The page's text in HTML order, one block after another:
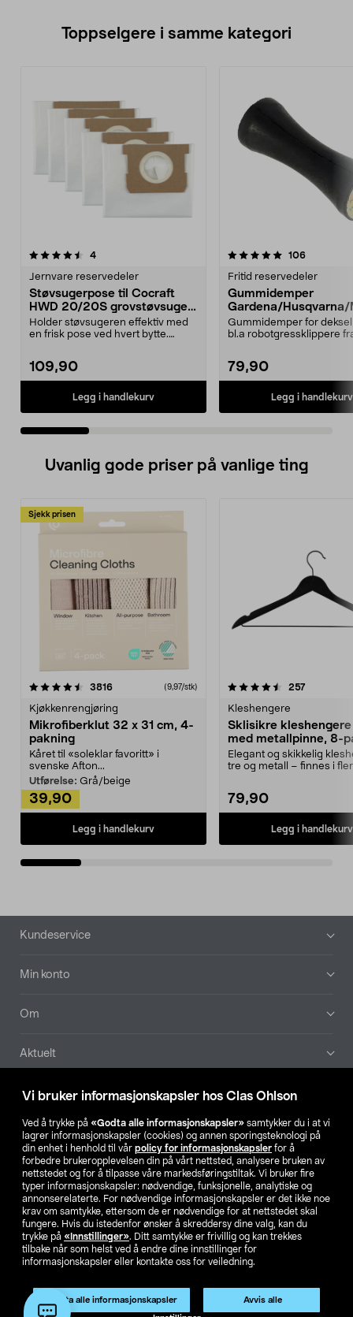
Vi bruker informasjonskapsler hos Clas Ohlson
Ved å trykke på «Godta alle informasjonskapsler» samtykker du i at vi
lagrer informasjonskapsler (cookies) og annen sporingsteknologi på
din enhet i henhold til vår policy for informasjonskapsler for å
forbedre brukeropplevelsen din på vårt nettsted, analysere bruken av
nettstedet og for å tilpasse våre markedsføringstiltak. Vi bruker fire
typer informasjonskapsler: nødvendige, funksjonelle, analytiske og
annonserelaterte. For nødvendige informasjonskapsler er det ikke noe
krav om samtykke, ettersom de er nødvendige for at nettstedet skal
fungere. Hvis du istedenfor ønsker å skreddersy dine valg, kan du
trykke på «Innstillinger». Ditt samtykke er frivillig og kan trekkes
tilbake når som helst ved å endre dine innstillinger for
informasjonskapsler eller kontakte oss for veiledning.
Godta alle informasjonskapsler Avvis alle
Produktet har utgått
Artikkelnr.:50-7712
Toppselgere i samme kategori
4anmeldelser
Jernvare reservedeler
Støvsugerpose til Cocraft
HWD 20/20S grovstøvsuger,
5-pakning
Holder støvsugeren effektiv med
en frisk pose ved hvert bytte.
109,90
Legg i handlekurv
5.0 av 5 stjerner 106
Fritid reservedeler
Gummidemper
Gardena/Husqvarna/
ch/Flymo
Gummidemper for
bl.a robotgressklippere
79,90
Legg i handlekurv
5.0 av 5 stjerner
Uvanlig gode priser på vanlige ting
Sjekk prisen
3816anmeldelser(9,97/stk)
Kjøkkenrengjøring
Mikrofiberklut 32 x 31 cm, 4-
pakning
Kåret til «soleklar favoritt» i
svenske Afton...
Utførelse: Grå/beige
39,90
Legg i handlekurv
4.5av 5 stjerner 257
Kleshengere
Sklisikre
med metallpinne, 8-
Elegant og skikkelig
tre og metall – finnes i
79,90
Legg i handlekurv
4.5av 5 stjerner
Bunntekst
Kundeservice
Min konto
Om
Aktuelt
Våre selskaper
Finn din butikk
SE NO FI
Endre til priser ekskl. moms